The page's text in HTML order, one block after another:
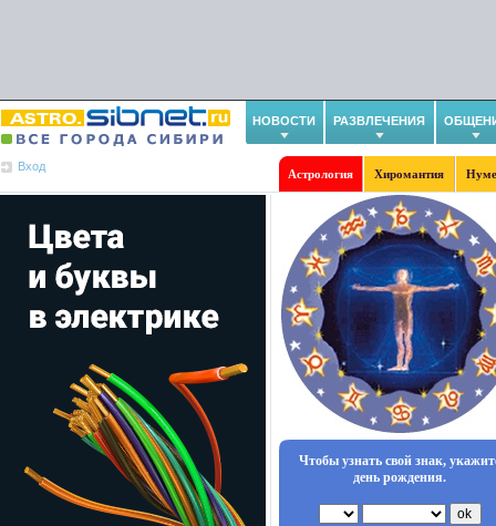
НОВОСТИ РАЗВЛЕЧЕНИЯ
Вход
Астрология Хиромантия
Чтобы узнать свой знак,
день рождения.